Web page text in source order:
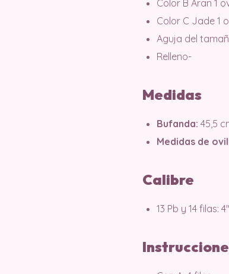
Color B Aran 1
Color C Jade 1
Aguja del
Relleno-
Medidas
Bufanda: 45,5
Medidas de
Calibre
13 Pb y 14 filas: